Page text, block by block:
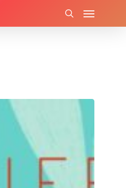
Menu